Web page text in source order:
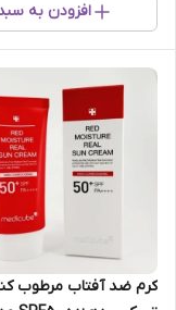
افزودن به
کرم ضد آفتاب مرطوب